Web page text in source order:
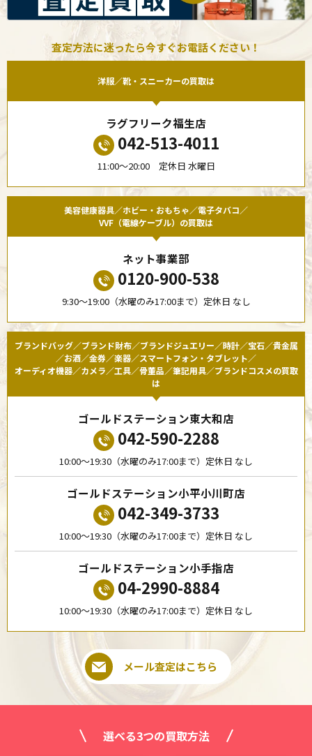
査定方法に迷ったら今すぐお電話ください！
洋服／靴・スニーカーの買取は
ラグフリーク福生店
042-513-4011
11:00〜20:00 定休日 水曜日
美容健康器具／ホビー・おもちゃ／電子タバコ／
VVF（電線ケーブル）の買取は
ネット事業部
0120-900-538
9:30〜19:00（水曜のみ17:00まで）定休日 なし
ブランドバッグ／ブランド財布／ブランドジュエリー／時計／宝石／貴金属
／お酒／金券／楽器／スマートフォン・タブレット／
オーディオ機器／カメラ／工具／骨董品／筆記用具／ブランドコスメの買取
は
ゴールドステーション東大和店
042-590-2288
10:00〜19:30（水曜のみ17:00まで）定休日 なし
ゴールドステーション小平小川町店
042-349-3733
10:00〜19:30（水曜のみ17:00まで）定休日 なし
ゴールドステーション小手指店
04-2990-8884
10:00〜19:30（水曜のみ17:00まで）定休日 なし
メール査定はこちら
選べる3つの買取方法